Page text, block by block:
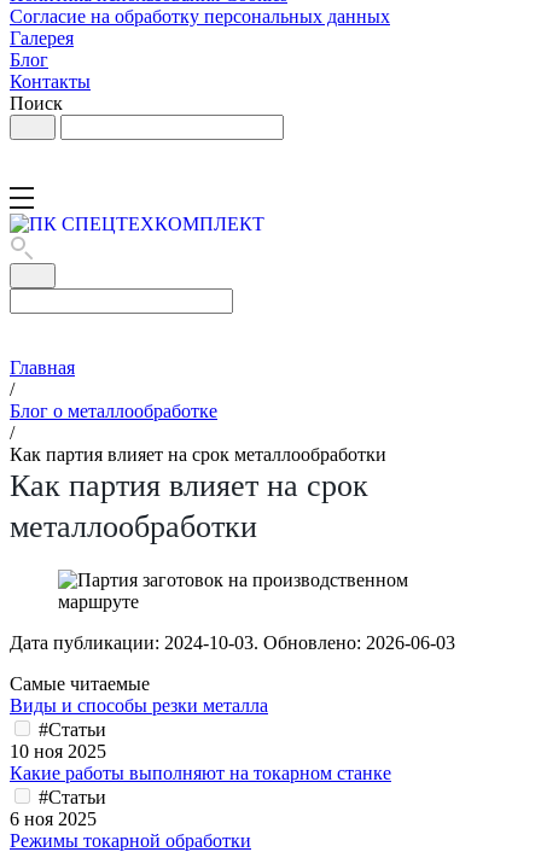
Согласие на обработку персональных данных
Галерея
Блог
Контакты
Поиск
Главная
/
Блог о металлообработке
/
Как партия влияет на срок металлообработки
Как партия влияет на срок
металлообработки
Дата публикации: 2024-10-03. Обновлено: 2026-06-03
Самые читаемые
Виды и способы резки металла
#Статьи
10 ноя 2025
Какие работы выполняют на токарном станке
#Статьи
6 ноя 2025
Режимы токарной обработки